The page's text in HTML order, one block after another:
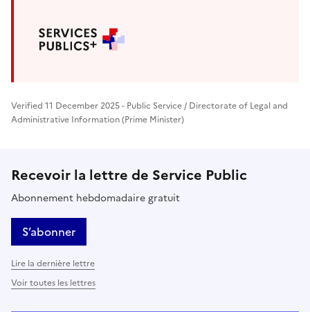
Verified 11 December 2025 - Public Service / Directorate of Legal and
Administrative Information (Prime Minister)
Recevoir la lettre de Service Public
Abonnement hebdomadaire gratuit
S’abonner
Lire la dernière lettre
Voir toutes les lettres